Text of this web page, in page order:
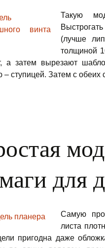
Такую
(лучше
толщиной
а затем вырезают
– ступицей. Затем с обеих
для
Самую
листа
пригодна даже